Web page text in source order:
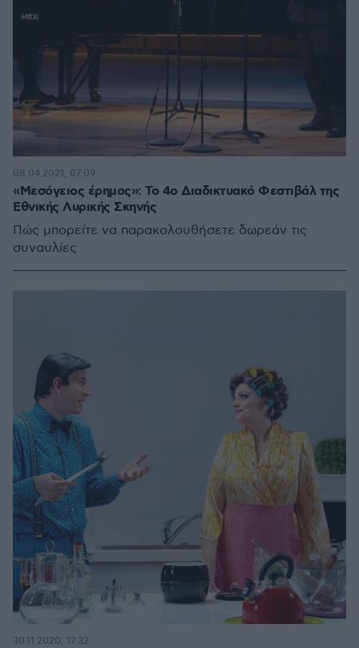
«Μεσόγειος έρημος»: Το 4ο Διαδικτυακό Φεστιβάλ της
Εθνικής Λυρικής Σκηνής
Πώς μπορείτε να παρακολουθήσετε δωρεάν τις
συναυλίες
08.04.2021, 07:09
30.11.2020, 17:32